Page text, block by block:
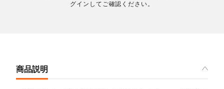
グインしてご確認ください。
商品説明